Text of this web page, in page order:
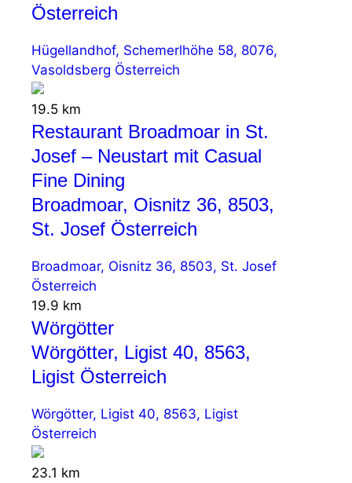
Österreich
Hügellandhof, Schemerlhöhe 58, 8076,
Vasoldsberg Österreich
19.5 km
Restaurant Broadmoar in St.
Josef – Neustart mit Casual
Fine Dining
Broadmoar, Oisnitz 36, 8503,
St. Josef Österreich
Broadmoar, Oisnitz 36, 8503, St. Josef
Österreich
19.9 km
Wörgötter
Wörgötter, Ligist 40, 8563,
Ligist Österreich
Wörgötter, Ligist 40, 8563, Ligist
Österreich
23.1 km